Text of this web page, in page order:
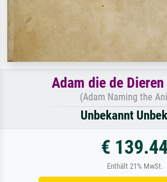
Adam die de
(Adam Naming the
Unbekannt
€ 139.44
Enthält 21% MwSt.